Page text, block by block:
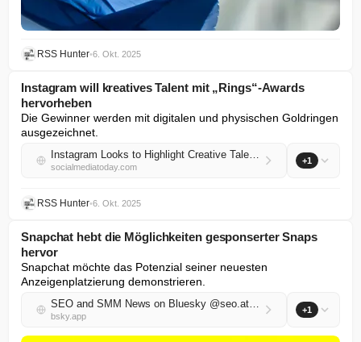
RSS Hunter•6. Okt. 2025
Instagram will kreatives Talent mit „Rings“-Awards
hervorheben
Die Gewinner werden mit digitalen und physischen Goldringen
ausgezeichnet.
Instagram Looks to Highlight Creative Talent with ‘Rings’ Awards
socialmediatoday.com
+1
RSS Hunter•6. Okt. 2025
Snapchat hebt die Möglichkeiten gesponserter Snaps
hervor
Snapchat möchte das Potenzial seiner neuesten
Anzeigenplatzierung demonstrieren.
SEO and SMM News on Bluesky @seo.at.thenote.app
bsky.app
+1